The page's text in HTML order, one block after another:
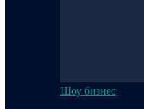
Шоу бизнес